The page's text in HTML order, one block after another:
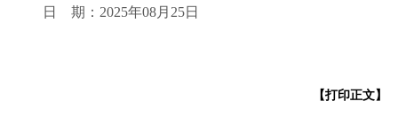
日 期：2025年08月25日
【打印正文】